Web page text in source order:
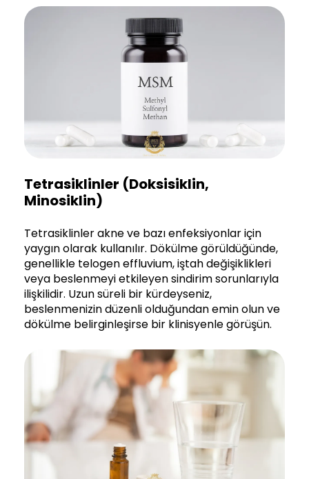
Tetrasiklinler (doksisiklin,
Minosiklin)
Tetrasiklinler akne ve bazı enfeksiyonlar için
yaygın olarak kullanılır. Dökülme görüldüğünde,
genellikle telogen effluvium, iştah değişiklikleri
veya beslenmeyi etkileyen sindirim sorunlarıyla
ilişkilidir. Uzun süreli bir kürdeyseniz,
beslenmenizin düzenli olduğundan emin olun ve
dökülme belirginleşirse bir klinisyenle görüşün.